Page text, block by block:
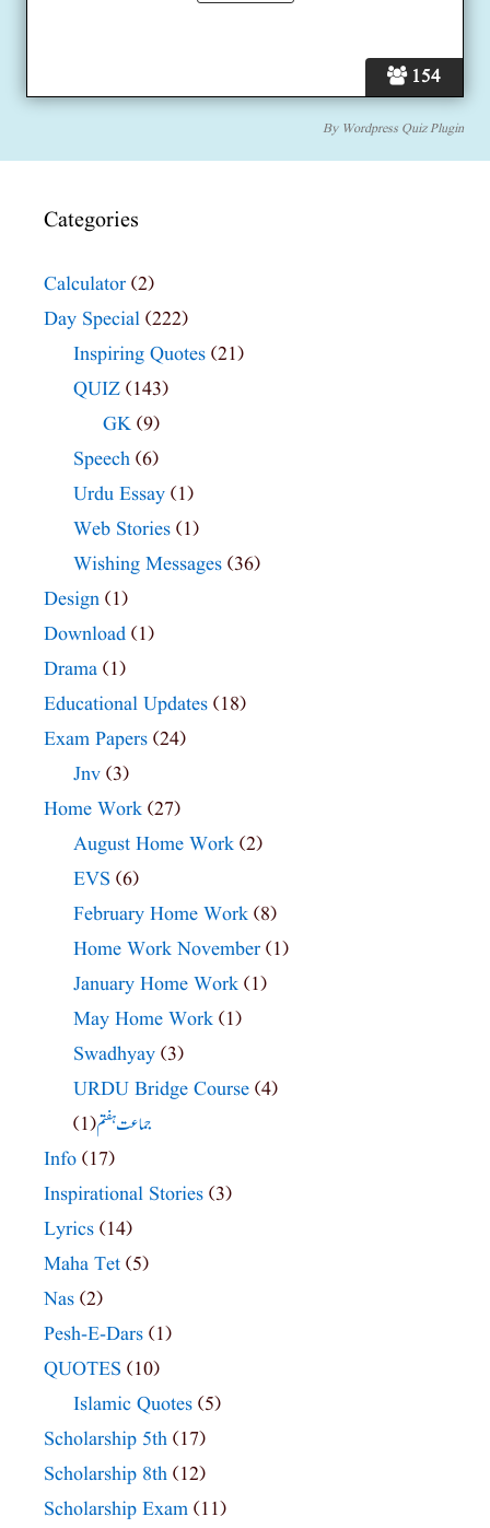
154
By Wordpress Quiz Plugin
Categories
Calculator (2)
Day Special (222)
Inspiring Quotes (21)
QUIZ (143)
GK (9)
Speech (6)
Urdu Essay (1)
Web Stories (1)
Wishing Messages (36)
Design (1)
Download (1)
Drama (1)
Educational Updates (18)
Exam Papers (24)
Jnv (3)
Home Work (27)
August Home Work (2)
EVS (6)
February Home Work (8)
Home Work November (1)
January Home Work (1)
May Home Work (1)
Swadhyay (3)
URDU Bridge Course (4)
جماعت ہفتم(1)
Info (17)
Inspirational Stories (3)
Lyrics (14)
Maha Tet (5)
Nas (2)
Pesh-E-Dars (1)
QUOTES (10)
Islamic Quotes (5)
Scholarship 5th (17)
Scholarship 8th (12)
Scholarship Exam (11)